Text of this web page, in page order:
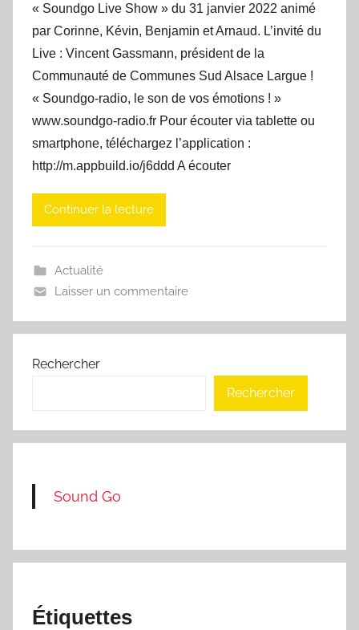
« Soundgo Live Show » du 31 janvier 2022 animé
par Corinne, Kévin, Benjamin et Arnaud. L’invité du
Live : Vincent Gassmann, président de la
Communauté de Communes Sud Alsace Largue !
« Soundgo-radio, le son de vos émotions ! »
www.soundgo-radio.fr Pour écouter via tablette ou
smartphone, téléchargez l’application :
http://m.appbuild.io/j6ddd A écouter
Continuer la lecture
Actualité
Laisser un commentaire
Rechercher
Rechercher
Sound Go
Étiquettes